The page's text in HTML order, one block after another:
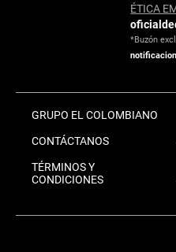
ÉTICA
*Buzón
GRUPO EL COLOMBIANO
CONTÁCTANOS
TÉRMINOS Y
CONDICIONES